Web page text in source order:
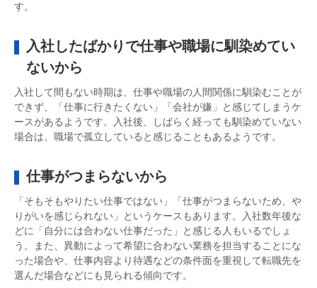
す。
入社したばかりで仕事や職場に馴染めてい
ないから
入社して間もない時期は、仕事や職場の人間関係に馴染むことが
できず、「仕事に行きたくない」「会社が嫌」と感じてしまうケ
ースがあるようです。入社後、しばらく経っても馴染めていない
場合は、職場で孤立していると感じることもあるようです。
仕事がつまらないから
「そもそもやりたい仕事ではない」「仕事がつまらないため、や
りがいを感じられない」というケースもあります。入社数年後な
どに「自分には合わない仕事だった」と感じる人もいるでしょ
う。また、異動によって希望に合わない業務を担当することにな
った場合や、仕事内容より待遇などの条件面を重視して転職先を
選んだ場合などにも見られる傾向です。